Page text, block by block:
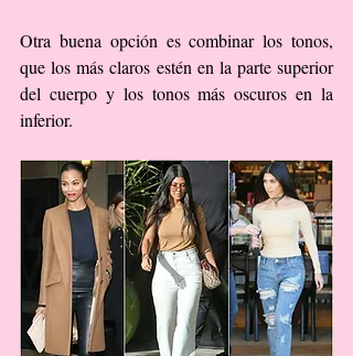
Otra buena opción es combinar los tonos,
que los más claros estén en la parte superior
del cuerpo y los tonos más oscuros en la
inferior.